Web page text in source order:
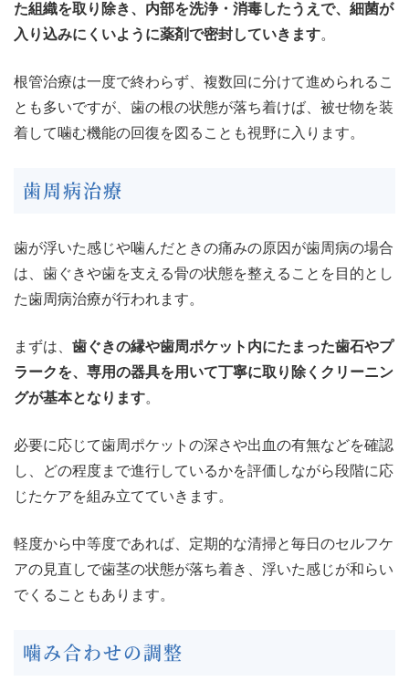
た組織を取り除き、内部を洗浄・消毒したうえで、細菌が
入り込みにくいように薬剤で密封していきます。
根管治療は一度で終わらず、複数回に分けて進められるこ
とも多いですが、歯の根の状態が落ち着けば、被せ物を装
着して噛む機能の回復を図ることも視野に入ります。
歯周病治療
歯が浮いた感じや噛んだときの痛みの原因が歯周病の場合
は、歯ぐきや歯を支える骨の状態を整えることを目的とし
た歯周病治療が行われます。
まずは、 歯ぐきの縁や歯周ポケット内にたまった歯石やプ
ラークを、専用の器具を用いて丁寧に取り除くクリーニン
グが基本となります。
必要に応じて歯周ポケットの深さや出血の有無などを確認
し、どの程度まで進行しているかを評価しながら段階に応
じたケアを組み立てていきます。
軽度から中等度であれば、定期的な清掃と毎日のセルフケ
アの見直しで歯茎の状態が落ち着き、浮いた感じが和らい
でくることもあります。
噛み合わせの調整